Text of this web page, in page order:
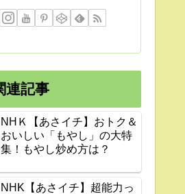
連記事
NHＫ【あさイチ】おトク＆
おいしい「もやし」の大特
集！もやし炒め方は？
NHK【あさイチ】超能力っ